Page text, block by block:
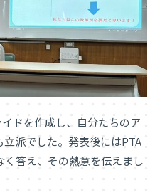
ドを作成し、自分たちのア
派でした。発表後にはPTA
答え、その熱意を伝えまし